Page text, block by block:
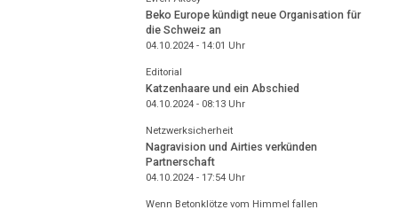
Beko Europe kündigt neue Organisation für
die Schweiz an
04.10.2024 - 14:01 Uhr
Editorial
Katzenhaare und ein Abschied
04.10.2024 - 08:13Uhr
Netzwerksicherheit
Nagravision und Airties verkünden
Partnerschaft
04.10.2024 - 17:54Uhr
Wenn Betonklötze vom Himmel fallen